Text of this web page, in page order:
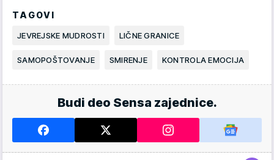
TAGOVI
JEVREJSKE MUDROSTI LIČNE GRANICE
SAMOPOŠTOVANJE SMIRENJE KONTROLA EMOCIJA
Budi deo Sensa zajednice.